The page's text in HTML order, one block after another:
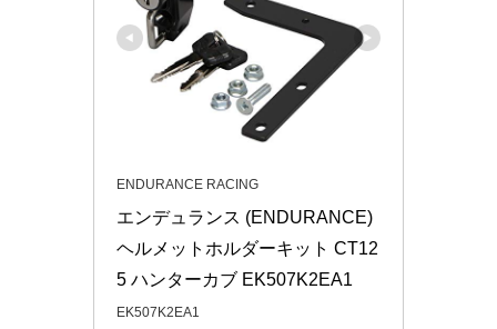
ENDURANCE RACING
エンデュランス (ENDURANCE)
ヘルメットホルダーキット CT12
5 ハンターカブ EK507K2EA1
EK507K2EA1